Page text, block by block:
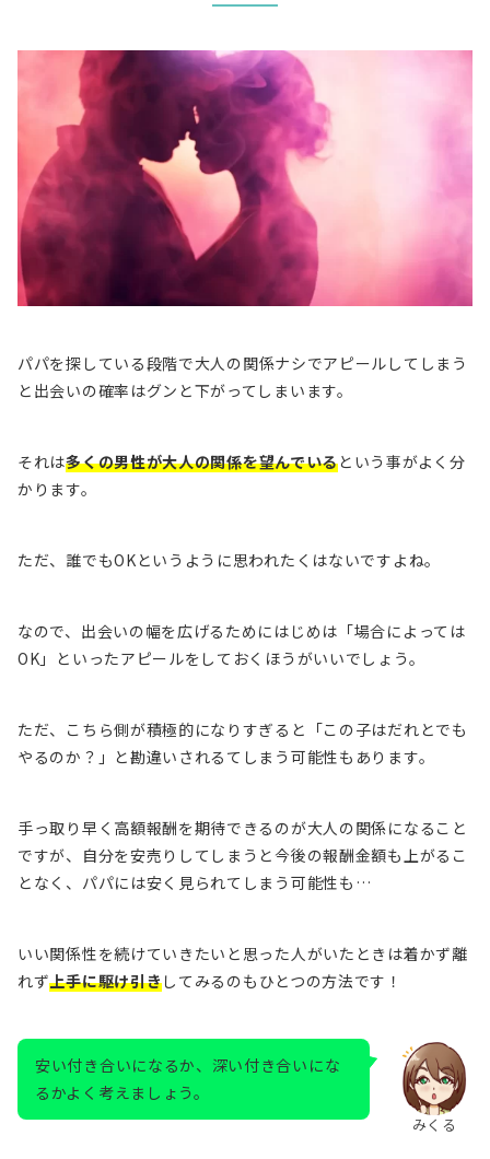
パパを探している段階で大人の関係ナシでアピールしてしまう
と出会いの確率はグンと下がってしまいます。
それは多くの男性が大人の関係を望んでいるという事がよく分
かります。
ただ、誰でもOKというように思われたくはないですよね。
なので、出会いの幅を広げるためにはじめは「場合によっては
OK」といったアピールをしておくほうがいいでしょう。
ただ、こちら側が積極的になりすぎると「この子はだれとでも
やるのか？」と勘違いされるてしまう可能性もあります。
手っ取り早く高額報酬を期待できるのが大人の関係になること
ですが、自分を安売りしてしまうと今後の報酬金額も上がるこ
となく、パパには安く見られてしまう可能性も…
いい関係性を続けていきたいと思った人がいたときは着かず離
れず上手に駆け引きしてみるのもひとつの方法です！
みくる
安い付き合いになるか、深い付き合いにな
るかよく考えましょう。